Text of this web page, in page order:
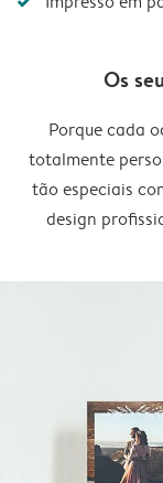
Os
Porque cada
totalmente
tão especiais
design